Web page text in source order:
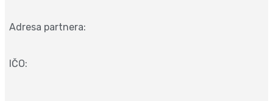
Adresa partnera:
IČO: